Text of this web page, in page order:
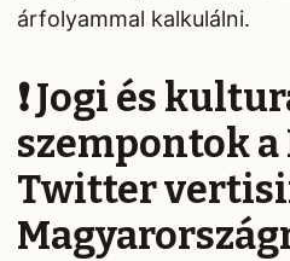
árfolyammal kalkulálni.
❗ Jogi és
szempontok a
Twitter